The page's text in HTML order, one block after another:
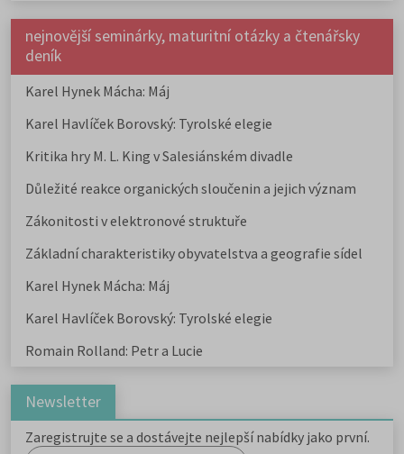
nejnovější seminárky, maturitní otázky a čtenářsky
deník
Karel Hynek Mácha: Máj
Karel Havlíček Borovský: Tyrolské elegie
Kritika hry M. L. King v Salesiánském divadle
Důležité reakce organických sloučenin a jejich význam
Zákonitosti v elektronové struktuře
Základní charakteristiky obyvatelstva a geografie sídel
Karel Hynek Mácha: Máj
Karel Havlíček Borovský: Tyrolské elegie
Romain Rolland: Petr a Lucie
Newsletter
Zaregistrujte se a dostávejte nejlepší nabídky jako první.